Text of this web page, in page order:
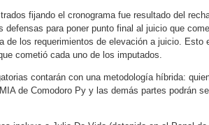
fijando el cronograma fue resultado del
defensas para poner punto final al juicio que
de los requerimientos de elevación a juicio. Esto
cometió cada uno de los imputados.
contarán con una metodología híbrida:
de Comodoro Py y las demás partes podrán